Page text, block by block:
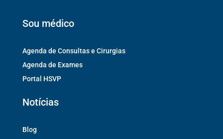
Sou médico
Agenda de Consultas e Cirurgias
Agenda de Exames
Portal HSVP
Notícias
Blog